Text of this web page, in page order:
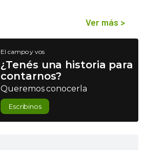
Ver más >
El campo y vos
¿Tenés una historia para
contarnos?
Queremos conocerla
Escribinos